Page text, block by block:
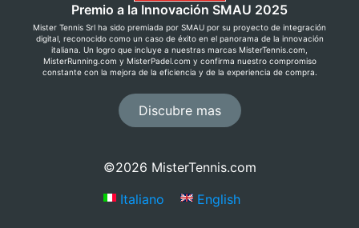
Premio a la Innovación SMAU 2025
Mister Tennis Srl ha sido premiada por SMAU por su proyecto de integración
digital, reconocido como un caso de éxito en el panorama de la innovación
italiana. Un logro que incluye a nuestras marcas MisterTennis.com,
MisterRunning.com y MisterPadel.com y confirma nuestro compromiso
constante con la mejora de la eficiencia y de la experiencia de compra.
Discubre mas
©2026 MisterTennis.com
Italiano
English